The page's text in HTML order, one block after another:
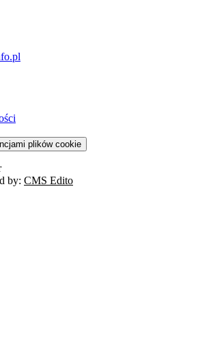
plików cookie
by: CMS Edito